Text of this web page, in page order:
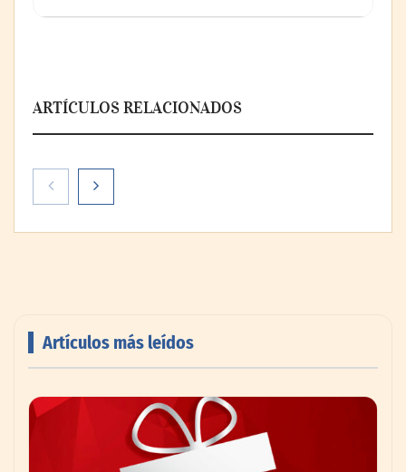
ARTÍCULOS RELACIONADOS
evitar la humedad prolongada, claves para
prevenir una de las infecciones más
Artículos más leídos